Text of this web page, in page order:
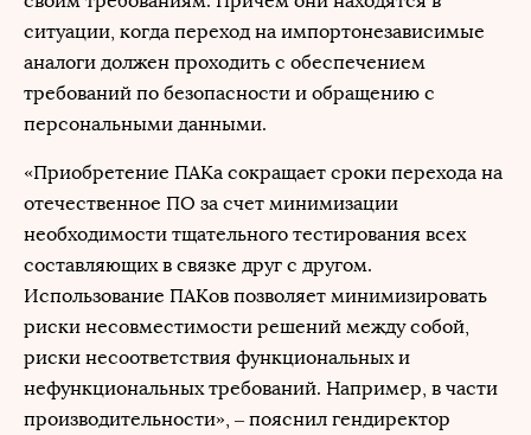
ситуации, когда переход на импортонезависимые
аналоги должен проходить с обеспечением
требований по безопасности и обращению с
персональными данными.
«Приобретение ПАКа сокращает сроки перехода на
отечественное ПО за счет минимизации
необходимости тщательного тестирования всех
составляющих в связке друг с другом.
Использование ПАКов позволяет минимизировать
риски несовместимости решений между собой,
риски несоответствия функциональных и
нефункциональных требований. Например, в части
производительности», – пояснил гендиректор